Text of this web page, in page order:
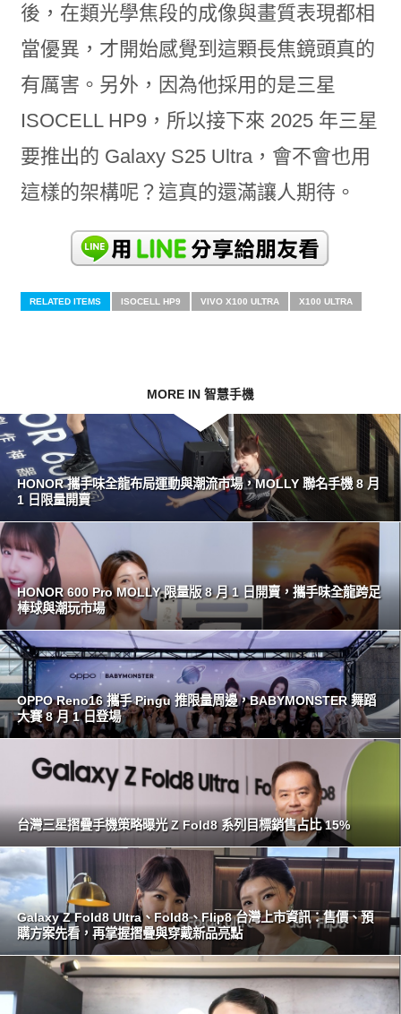
後，在類光學焦段的成像與畫質表現都相
當優異，才開始感覺到這顆長焦鏡頭真的
有厲害。另外，因為他採用的是三星
ISOCELL HP9，所以接下來 2025 年三星
要推出的 Galaxy S25 Ultra，會不會也用
這樣的架構呢？這真的還滿讓人期待。
RELATED ITEMS ISOCELL HP9 VIVO X100 ULTRA X100 ULTRA
MORE IN 智慧手機
HONOR 攜手味全龍布局運動與潮流市場，MOLLY 聯名手機 8 月
1 日限量開賣
HONOR 600 Pro MOLLY 限量版 8 月 1 日開賣，攜手味全龍跨足
棒球與潮玩市場
OPPO Reno16 攜手 Pingu 推限量周邊，BABYMONSTER 舞蹈
大賽 8 月 1 日登場
台灣三星摺疊手機策略曝光 Z Fold8 系列目標銷售占比 15%
Galaxy Z Fold8 Ultra、Fold8、Flip8 台灣上市資訊：售價、預
購方案先看，再掌握摺疊與穿戴新品亮點